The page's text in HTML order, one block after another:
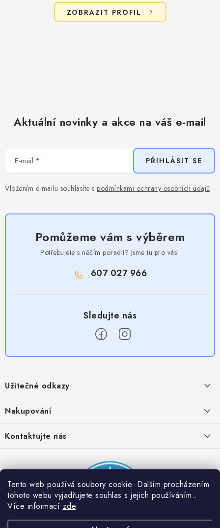
Tento web používá soubory cookie. Dalším procházením
tohoto webu vyjadřujete souhlas s jejich používáním..
Více informací zde.
ZOBRAZIT PROFIL
Aktuální novinky a akce na váš e-mail
E-mail
Vložením e-mailu souhlasíte s podmínkami ochrany osobních údajů
PŘIHLÁSIT SE
Pomůžeme vám s výběrem
Potřebujete s něčím poradit? Jsme tu pro vás!
607 027 966
p
a
Užitečné odkazy
Obchodní podmínky
Provizní systém
Partner stránek: Super plecháček
Nakupování
Časté otázky
Podmínky akce 2 + 1 zdarma
Kontaktujte nás